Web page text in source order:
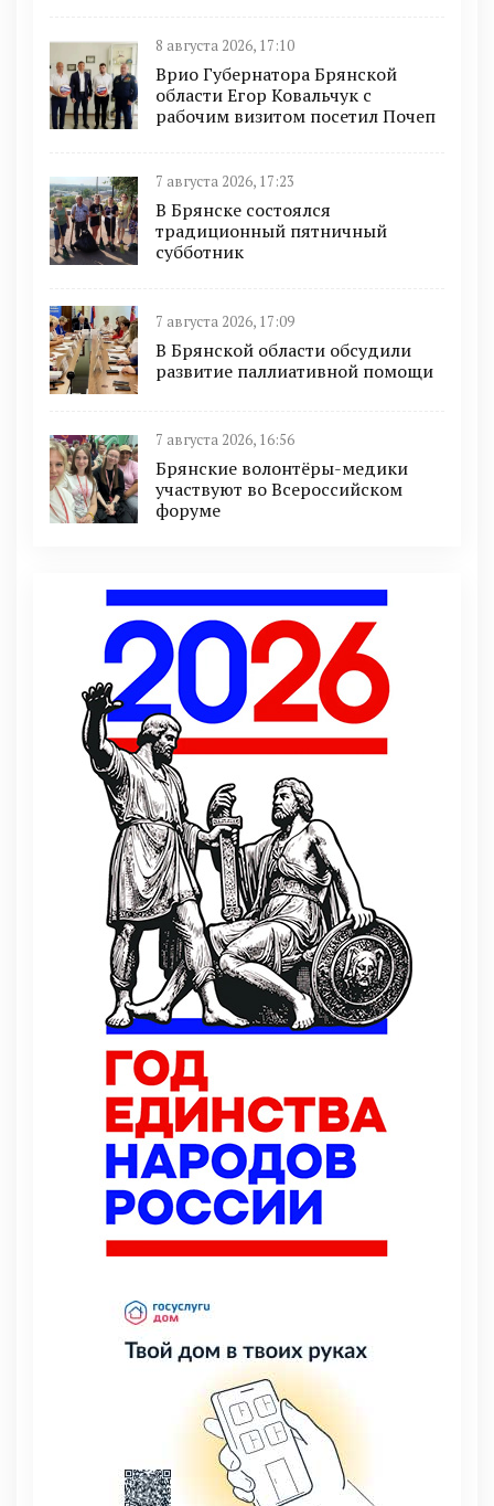
8 августа 2026, 17:10
Врио Губернатора Брянской
области Егор Ковальчук с
рабочим визитом посетил Почеп
7 августа 2026, 17:23
В Брянске состоялся
традиционный пятничный
субботник
7 августа 2026, 17:09
В Брянской области обсудили
развитие паллиативной помощи
7 августа 2026, 16:56
Брянские волонтёры-медики
участвуют во Всероссийском
форуме